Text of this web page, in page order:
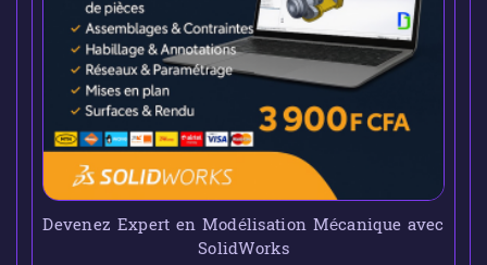
Devenez Expert en Modélisation Mécanique avec
SolidWorks